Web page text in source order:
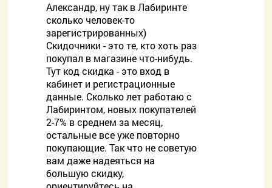
Александр, ну так в Лабиринте
сколько человек-то
зарегистрированных)
Скидочники - это те, кто хоть раз
покупал в магазине что-нибудь.
Тут код скидка - это вход в
кабинет и регистрационные
данные. Сколько лет работаю с
Лабиринтом, новых покупателей
2-7% в среднем за месяц,
остальные все уже повторно
покупающие. Так что не советую
вам даже надеяться на
большую скидку,